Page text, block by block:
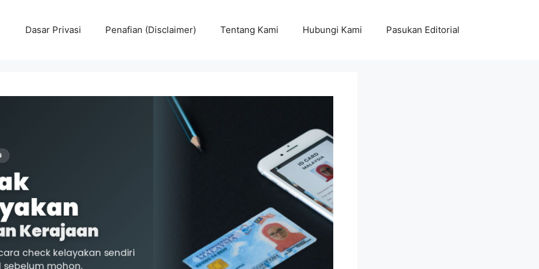
Dasar Privasi Penafian (Disclaimer) Tentang Kami Hubungi Kami Pasukan Editorial